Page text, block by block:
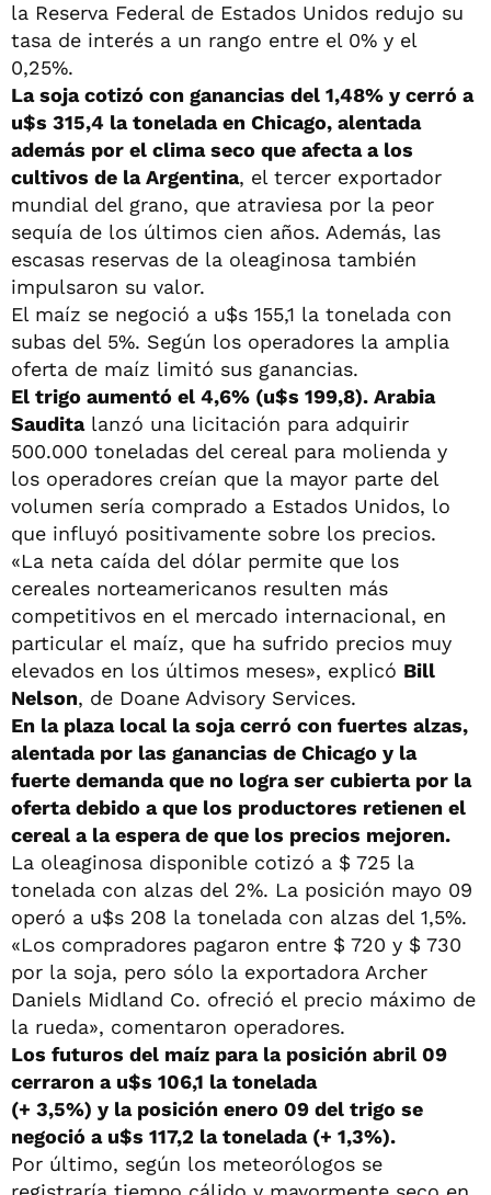
la Reserva Federal de Estados Unidos redujo su
tasa de interés a un rango entre el 0% y el
0,25%.
La soja cotizó con ganancias del 1,48% y cerró a
u$s 315,4 la tonelada en Chicago, alentada
además por el clima seco que afecta a los
cultivos de la Argentina, el tercer exportador
mundial del grano, que atraviesa por la peor
sequía de los últimos cien años. Además, las
escasas reservas de la oleaginosa también
impulsaron su valor.
El maíz se negoció a u$s 155,1 la tonelada con
subas del 5%. Según los operadores la amplia
oferta de maíz limitó sus ganancias.
El trigo aumentó el 4,6% (u$s 199,8). Arabia
Sauditalanzó una licitación para adquirir
500.000 toneladas del cereal para molienda y
los operadores creían que la mayor parte del
volumen sería comprado a Estados Unidos, lo
que influyó positivamente sobre los precios.
«La neta caída del dólar permite que los
cereales norteamericanos resulten más
competitivos en el mercado internacional, en
particular el maíz, que ha sufrido precios muy
elevados en los últimos meses», explicó Bill
Nelson, de Doane Advisory Services.
En la plaza local la soja cerró con fuertes alzas,
alentada por las ganancias de Chicago y la
fuerte demanda que no logra ser cubierta por la
oferta debido a que los productores retienen el
cereal a la espera de que los precios mejoren.
La oleaginosa disponible cotizó a $ 725 la
tonelada con alzas del 2%. La posición mayo 09
operó a u$s 208 la tonelada con alzas del 1,5%.
«Los compradores pagaron entre $ 720 y $ 730
por la soja, pero sólo la exportadora Archer
Daniels Midland Co. ofreció el precio máximo de
la rueda», comentaron operadores.
Los futuros del maíz para la posición abril 09
cerraron a u$s 106,1 la tonelada
(+ 3,5%) y la posición enero 09 del trigo se
negoció a u$s 117,2 la tonelada (+ 1,3%).
Por último, según los meteorólogos se